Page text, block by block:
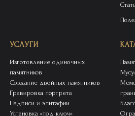
УСЛУГИ
Изготовление одиночных
памятников
Создание двойных памятников
Гравировка портрета
Надписи и эпитафии
Установка «под ключ»